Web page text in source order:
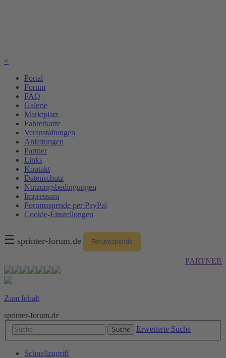
×
Portal
Forum
FAQ
Galerie
Marktplatz
Fahrerkarte
Veranstaltungen
Anleitungen
Partner
Links
Kontakt
Datenschutz
Nutzungsbedingungen
Impressum
Forumsspende per PayPal
Cookie-Einstellungen
☰ sprinter-forum.de Forumsspende
PARTNER
Zum Inhalt
sprinter-forum.de
Suche Erweiterte Suche
Schnellzugriff